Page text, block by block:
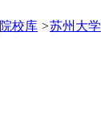
院校库 >苏州大学